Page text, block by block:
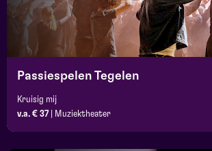
Passiespelen Tegelen
Kruisig mij
v.a. € 37
Muziektheater